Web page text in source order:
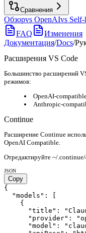
Сравнения
Обзорvs OpenAIvs Self-
FAQ
Изменения
Документация/Docs/
Расширения VS Code
Большинство расширений
режимов:
OpenAI-
Anthropic-
Continue
Расширение Continue
OpenAI Compatible.
Отредактируйте ~/
JSON
Copy
{
  "models": [
    {
"title":
"provider":
"model":